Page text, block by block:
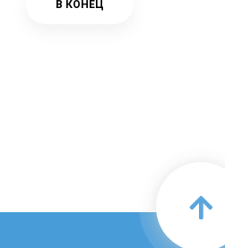
В КОНЕЦ